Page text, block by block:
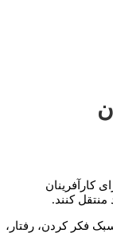
کارآفرینان
منتقل کنند.
فکر کردن، رفتار،